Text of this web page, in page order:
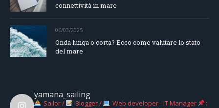
connettività in mare
06/03/2025
Onda lunga o corta? Ecco come valutare lo stato
del mare
yamana_sailing
Sailor / Blogger / Web developer - IT Manager
: